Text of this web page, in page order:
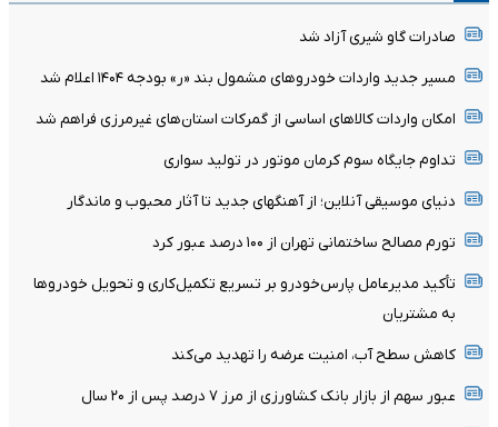
صادرات گاو شیری آزاد شد
مسیر جدید واردات خودروهای مشمول بند «ر» بودجه ۱۴۰۴ اعلام شد
امکان واردات کالاهای اساسی از گمرکات استان‌های غیرمرزی فراهم شد
تداوم جایگاه سوم کرمان موتور در تولید سواری
دنیای موسیقی آنلاین؛ از آهنگهای جدید تا آثار محبوب و ماندگار
تورم مصالح ساختمانی تهران از ۱۰۰ درصد عبور کرد
تأکید مدیرعامل پارس‌خودرو بر تسریع تکمیل‌کاری و تحویل خودروها
به مشتریان
کاهش سطح آب، امنیت عرضه را تهدید می‌کند
عبور سهم از بازار بانک کشاورزی از مرز ۷ درصد پس از ۲۰ سال